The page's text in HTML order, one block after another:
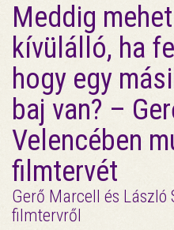
Meddig
kívülálló, ha
hogy egy
baj van? –
Velencében
filmtervét
Gerő Marcell és László
filmtervről